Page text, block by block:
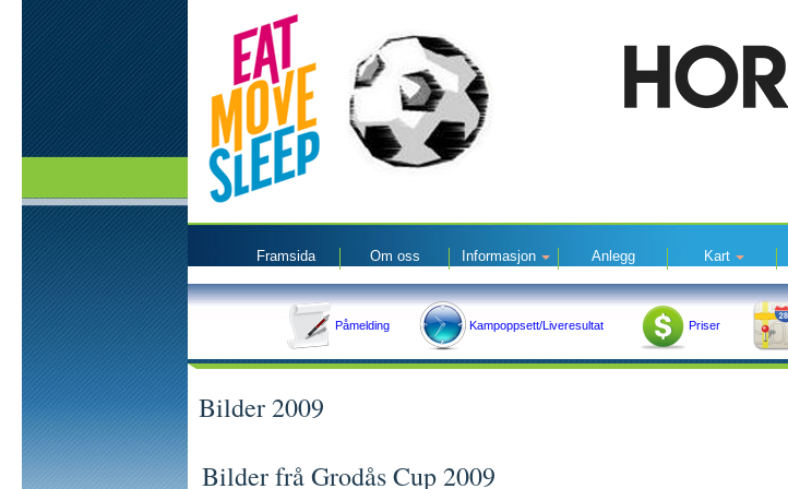
Framsida Om oss Informasjon Anlegg Kart
Påmelding Kampoppsett/Liveresultat Priser
Bilder 2009
Bilder frå Grodås Cup 2009